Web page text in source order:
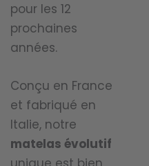
tion
Santé :
Assure
une
protect
ion
Protec
tion
Santé :
Protect
thermique
exceptionnelle.
Sa technologie
intelligente
maintient votre
corps à une
température
pour les 12
prochaines
années.
Conçu en France
et fabriqué en
Italie, notre
matelas évolutif